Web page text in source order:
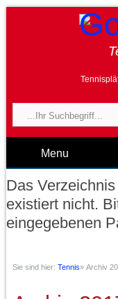
Menu
Das
existiert nicht.
eingegebenen
Sie sind hier: Tennis» Archiv